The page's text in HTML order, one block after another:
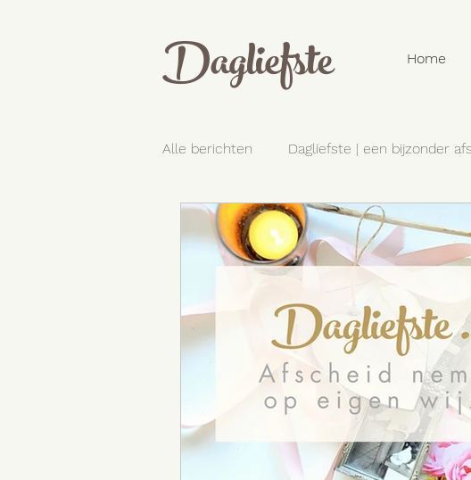
Dagliefste Home
Alle berichten Dagliefste | een bijzonder
Dagliefste | deelt mooie verhalen